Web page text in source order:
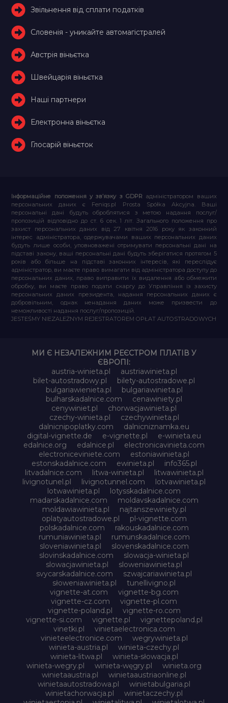
Звільнення від сплати податків
Словенія - уникайте автомагістралей
Австрія віньєтка
Швейцарія віньєтка
Наші партнери
Електронна віньєтка
Глосарій віньєток
Інформаційне положення у зв’язку з GDPR адміністратором ваших
персональних даних є Feniqs.pl Prosta Spółka Akcyjna. Ваші
персональні дані будуть оброблятися з метою надання послуг/
пропозицій відповідно до ст. 6 сек. 1 літ. Загального положення про
захист персональних даних від 27 квітня 2016 року як законний
інтерес адміністратора, одержувачами ваших персональних даних
будуть лише особи, уповноважені отримувати персональні дані на
підставі закону, ваші персональні дані будуть зберігатися протягом 5
років або більше на підставі законних інтересів, які переслідує
адміністратор, ви маєте право вимагати від адміністратора доступу до
персональних даних, право виправити їх видалення або обмежити
обробку, ви маєте право подати скаргу до Управління із захисту
персональних даних президента, надання персональних даних є
добровільним, однак ненадання даних може призвести до
неможливості надання послуг/пропозицій.
JESTEŚMY NIEZALEŻNYM REJESTRATOREM OPŁAT AUTOSTRADOWYCH
МИ Є НЕЗАЛЕЖНИМ РЕЄСТРОМ ПЛАТІВ У
ЄВРОПІ:
austria-winieta.pl
austriawinieta.pl
bilet-autostradowy.pl
bilety-autostradowe.pl
bulgariawienieta.pl
bulgariawinieta.pl
bulharskadalnice.com
cenawiniety.pl
cenywiniet.pl
chorwacjawinieta.pl
czechy-winieta.pl
czechywinieta.pl
dalnicnipoplatky.com
dalnicniznamka.eu
digital-vignette.de
e-vignette.pl
e-winieta.eu
edalnice.org
edalnice.pl
electronicavinieta.com
electroniceviniete.com
estoniawinieta.pl
estonskadalnice.com
ewinieta.pl
info365.pl
litvadalnice.com
litwa-winieta.pl
litwawinieta.pl
livignotunel.pl
livignotunnel.com
lotvawinieta.pl
lotwawinieta.pl
lotysskadalnice.com
madarskadalnice.com
moldavskadalnice.com
moldawiawinieta.pl
najtanszewiniety.pl
oplatyautostradowe.pl
pl-vignette.com
polskadalnice.com
rakouskadalnice.com
rumuniawinieta.pl
rumunskadalnice.com
sloveniawinieta.pl
slovenskadalnice.com
slovinskadalnice.com
slowacja-winieta.pl
slowacjawinieta.pl
sloweniawinieta.pl
svycarskadalnice.com
szwajcariawinieta.pl
słoweniawinieta.pl
tunellivigno.pl
vignette-at.com
vignette-bg.com
vignette-cz.com
vignette-pl.com
vignette-poland.pl
vignette-ro.com
vignette-si.com
vignette.pl
vignettepoland.pl
vinetki.pl
vinietaelectronica.com
vinieteelectronice.com
wegrywinieta.pl
winieta-austria.pl
winieta-czechy.pl
winieta-litwa.pl
winieta-słowacja.pl
winieta-wegry.pl
winieta-węgry.pl
winieta.org
winietaaustria.pl
winietaaustriaonline.pl
winietaautostradowa.pl
winietabulgaria.pl
winietachorwacja.pl
winietaczechy.pl